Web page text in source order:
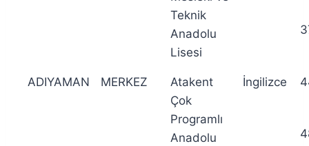
Teknik
Anadolu
Lisesi
ADIYAMAN MERKEZ
Atakent
Çok
Programlı
Anadolu
İngilizce